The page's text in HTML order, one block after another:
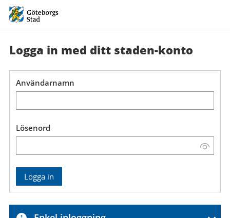
Logga in med ditt staden-konto
Användarnamn
Lösenord
Visa
lösenord